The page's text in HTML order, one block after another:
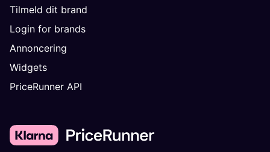
Tilmeld dit brand
Login for brands
Annoncering
Widgets
PriceRunner API